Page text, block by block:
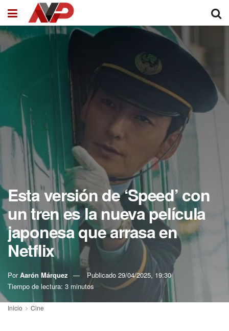
Esta versión de ‘Speed’ con
un tren es la nueva película
japonesa que arrasa en
Netflix
Por Aarón Márquez Publicado 29/04/2025, 19:30
Tiempo de lectura: 3 minutos
Inicio Cine